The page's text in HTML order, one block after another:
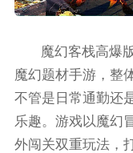
魔幻客栈高爆
魔幻题材手游，整
不管是日常通勤还
乐趣。游戏以魔幻
外闯关双重玩法，